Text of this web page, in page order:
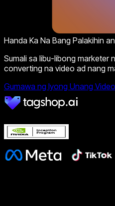
Handa Ka Na Bang Palakihin
Sumali sa libu-libong marketer
converting na video ad nang
Gumawa ng Iyong Unang Video